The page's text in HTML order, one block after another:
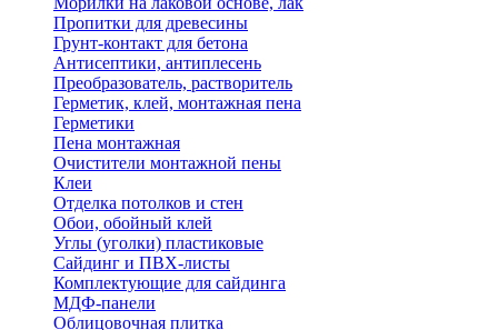
Пропитки для древесины
Грунт-контакт для бетона
Антисептики, антиплесень
Преобразователь, растворитель
Герметик, клей, монтажная пена
Герметики
Пена монтажная
Очистители монтажной пены
Клеи
Отделка потолков и стен
Обои, обойный клей
Углы (уголки) пластиковые
Сайдинг и ПВХ-листы
Комплектующие для сайдинга
МДФ-панели
Облицовочная плитка